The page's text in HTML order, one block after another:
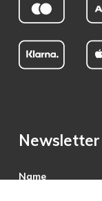
Newsletter
Name